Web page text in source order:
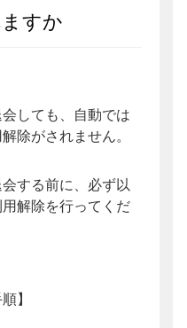
すか
しても、自動では
除がされません。
する前に、必ず以
解除を行ってくだ
】